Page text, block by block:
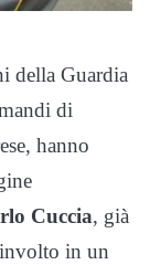
della Guardia
di
hanno
Cuccia, già
in un